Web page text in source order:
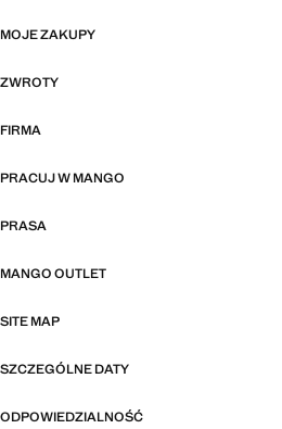
MOJE ZAKUPY
ZWROTY
FIRMA
PRACUJ W MANGO
PRASA
MANGO OUTLET
SITE MAP
SZCZEGÓLNE DATY
ODPOWIEDZIALNOŚĆ